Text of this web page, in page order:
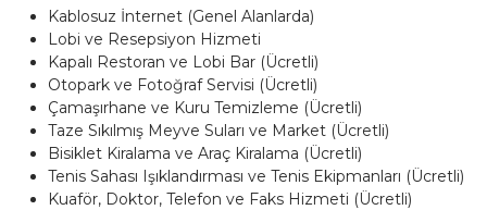
Kablosuz İnternet (Genel Alanlarda)
Lobi ve Resepsiyon Hizmeti
Kapalı Restoran ve Lobi Bar (Ücretli)
Otopark ve Fotoğraf Servisi (Ücretli)
Çamaşırhane ve Kuru Temizleme (Ücretli)
Taze Sıkılmış Meyve Suları ve Market (Ücretli)
Bisiklet Kiralama ve Araç Kiralama (Ücretli)
Tenis Sahası Işıklandırması ve Tenis Ekipmanları (Ücretli)
Kuaför, Doktor, Telefon ve Faks Hizmeti (Ücretli)